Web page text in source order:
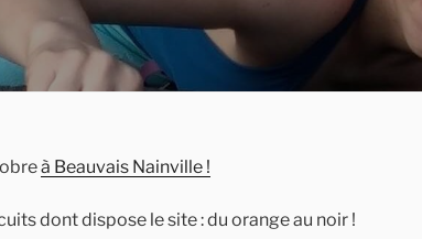
à Beauvais Nainville !
dont dispose le site : du orange au noir !